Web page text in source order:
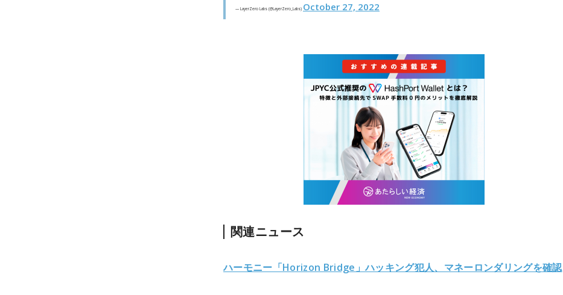
— LayerZero Labs (@LayerZero_Labs) October 27, 2022
関連ニュース
ハーモニー「Horizon Bridge」ハッキング犯人、マネーロンダリングを確認